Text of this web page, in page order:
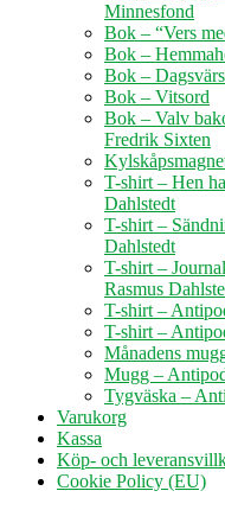
Minnesfond
Bok – “Vers
Bok –
Bok –
Bok – Vitsord
Bok – Valv
Fredrik Sixten
T-shirt – Hen
Dahlstedt
T-shirt –
Dahlstedt
T-shirt –
Rasmus
T-shirt –
T-shirt –
Månadens
Mugg –
Tygväska –
Varukorg
Kassa
Köp- och
Cookie Policy (EU)